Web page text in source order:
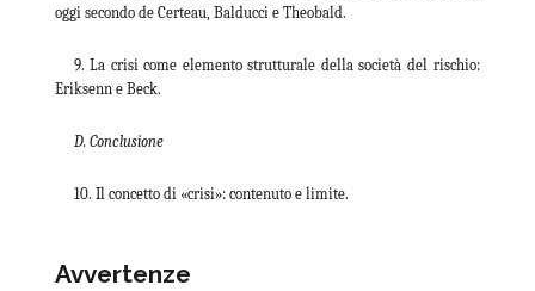
oggi secondo de Certeau, Balducci e Theobald.
9. La crisi come elemento strutturale della società del rischio:
Eriksenn e Beck.
D. Conclusione
10. Il concetto di «crisi»: contenuto e limite.
Avvertenze